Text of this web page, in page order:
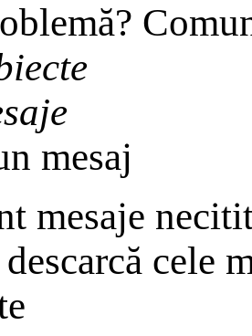
mesaj
cele